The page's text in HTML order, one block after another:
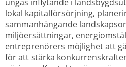
ungas inflytande i
lokal kapitalförsörjning,
sammanhängande
miljöersättningar,
entreprenörers möjlighet att
för att stärka